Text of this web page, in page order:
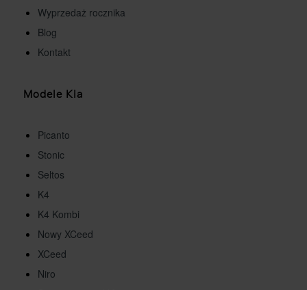
Wyprzedaż rocznika
Blog
Kontakt
Modele Kia
Picanto
Stonic
Seltos
K4
K4 Kombi
Nowy XCeed
XCeed
Niro